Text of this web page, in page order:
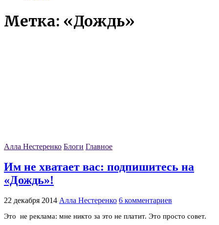
Метка: «Дождь»
Алла Нестеренко Блоги Главное
Им не хватает вас: подпишитесь на
«Дождь»!
22 декабря 2014 Алла Нестеренко 6 комментариев
Это не реклама: мне никто за это не платит. Это просто совет.